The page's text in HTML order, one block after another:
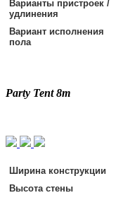
Варианты пристроек /
удлинения
Вариант исполнения
пола
Party Tent 8m
Ширина конструкции
Высота стены